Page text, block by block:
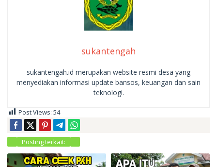
sukantengah
sukantengah.id merupakan website resmi desa yang
menyediakan informasi update bansos, keuangan dan sain
teknologi.
Post Views: 54
Posting terkait: